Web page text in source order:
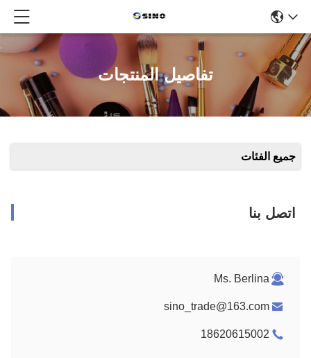
تفاصيل المنتجات
جميع الفئات
اتصل بنا
Ms. Berlina
sino_trade@163.com
18620615002